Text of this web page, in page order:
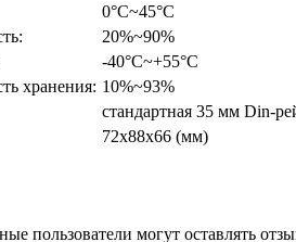
0°С~45°С
20%~90%
-40°С~+55°С
хранения: 10%~93%
cтандартная 35 мм Din-
72х88х66 (мм)
пользователи могут оставлять